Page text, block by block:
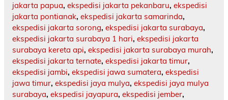
jakarta papua, ekspedisi jakarta pekanbaru, ekspedisi
jakarta pontianak, ekspedisi jakarta samarinda,
ekspedisi jakarta sorong, ekspedisi jakarta surabaya,
ekspedisi jakarta surabaya 1 hari, ekspedisi jakarta
surabaya kereta api, ekspedisi jakarta surabaya murah,
ekspedisi jakarta ternate, ekspedisi jakarta timur,
ekspedisi jambi, ekspedisi jawa sumatera, ekspedisi
jawa timur, ekspedisi jaya mulya, ekspedisi jaya mulya
surabaya, ekspedisi jayapura, ekspedisi jember,